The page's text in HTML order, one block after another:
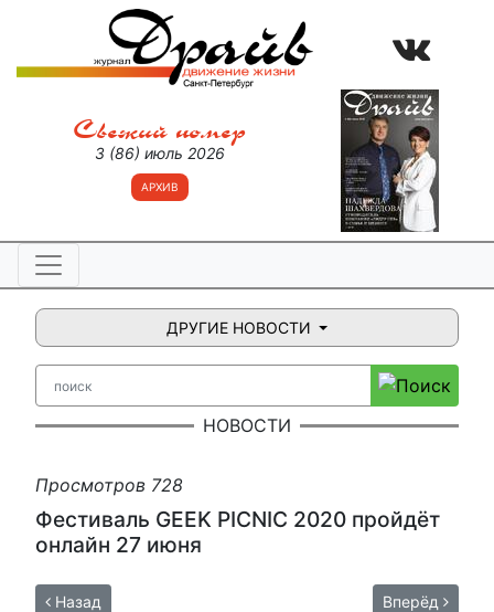
Свежий номер
3 (86) июль 2026
АРХИВ
ДРУГИЕ НОВОСТИ
НОВОСТИ
Просмотров 728
Фестиваль GEEK PICNIC 2020 пройдёт
онлайн 27 июня
Назад Вперёд